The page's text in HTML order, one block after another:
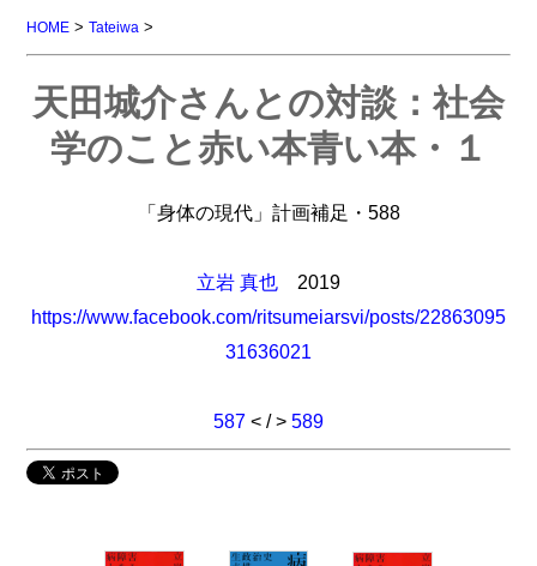
HOME >Tateiwa >
天田城介さんとの対談：社会
学のこと赤い本青い本・１
「身体の現代」計画補足・588
立岩 真也 2019
https://www.facebook.com/ritsumeiarsvi/posts/22863095
31636021
587 < / > 589